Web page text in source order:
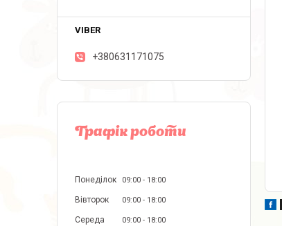
+380631171075
Графік роботи
Понеділок 09:00 18:00
Вівторок 09:00 18:00
Середа 09:00 18:00